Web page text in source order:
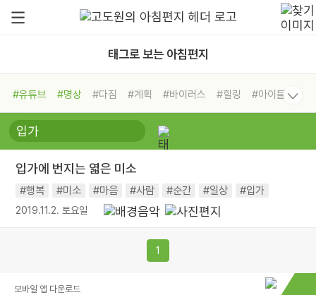
태그로 보는 아침편지
#유튜브 #명상 #다짐 #계획 #바이러스 #힐링
#아이들
#비전캠프
#독서캠프 #삶
#희망
#나눔 #친구 #링컨학교
#독서
#건강 #면역력
입가에 번지는 엷은 미소
#행복 #미소 #마음 #사람 #순간 #일상 #입가
2019.11.2. 토요일
1
모바일 앱 다운로드